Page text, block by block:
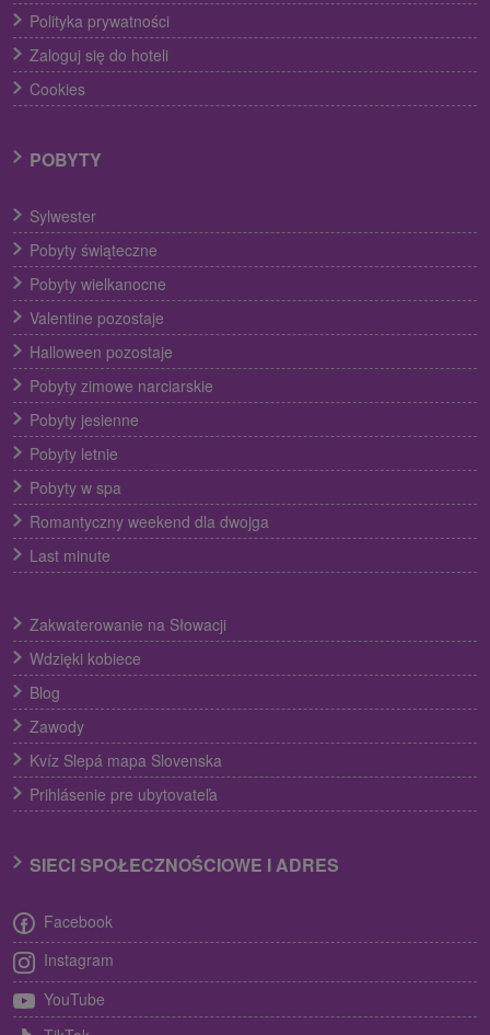
Polityka prywatności
Zaloguj się do hoteli
Cookies
POBYTY
Sylwester
Pobyty świąteczne
Pobyty wielkanocne
Valentine pozostaje
Halloween pozostaje
Pobyty zimowe narciarskie
Pobyty jesienne
Pobyty letnie
Pobyty w spa
Romantyczny weekend dla dwojga
Last minute
Zakwaterowanie na Słowacji
Wdzięki kobiece
Blog
Zawody
Kvíz Slepá mapa Slovenska
Prihlásenie pre ubytovateľa
SIECI SPOŁECZNOŚCIOWE I ADRES
Facebook
Instagram
YouTube